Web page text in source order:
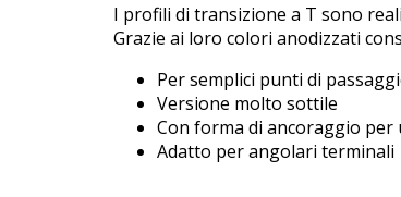
I profili di transizione a T sono
Grazie ai loro colori anodizzati
Per semplici punti di
Versione molto sottile
Con forma di ancoraggio per
Adatto per angolari terminali